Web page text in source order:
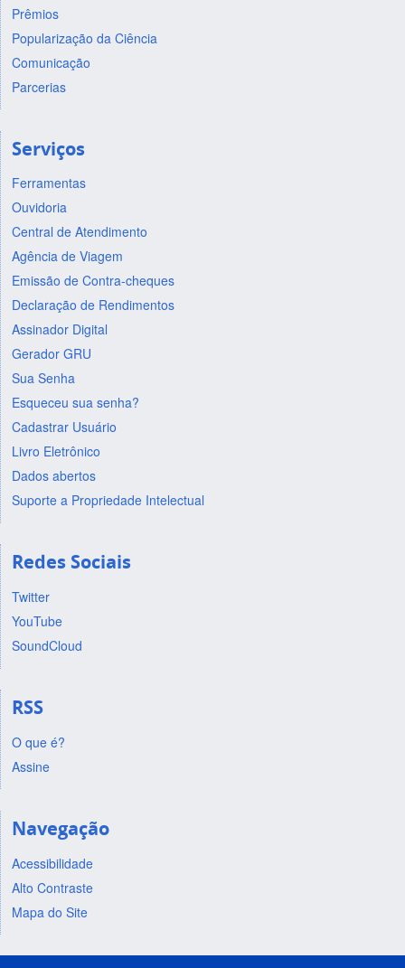
Prêmios
Popularização da Ciência
Comunicação
Parcerias
Serviços
Ferramentas
Ouvidoria
Central de Atendimento
Agência de Viagem
Emissão de Contra-cheques
Declaração de Rendimentos
Assinador Digital
Gerador GRU
Sua Senha
Esqueceu sua senha?
Cadastrar Usuário
Livro Eletrônico
Dados abertos
Suporte a Propriedade Intelectual
Redes Sociais
Twitter
YouTube
SoundCloud
RSS
O que é?
Assine
Navegação
Acessibilidade
Alto Contraste
Mapa do Site